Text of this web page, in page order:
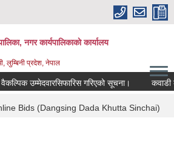
नगर कार्यपालिकाकाे कार्यालय
लुम्बिनी प्रदेश, नेपाल
उम्मेदवारसिफारिस गरिएको सूचना। कवाडी
Bids (Dangsing Dada Khutta Sinchai)